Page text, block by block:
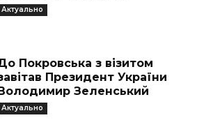
Актуально
Покровська з візитом
Президент України
Зеленський
Актуально